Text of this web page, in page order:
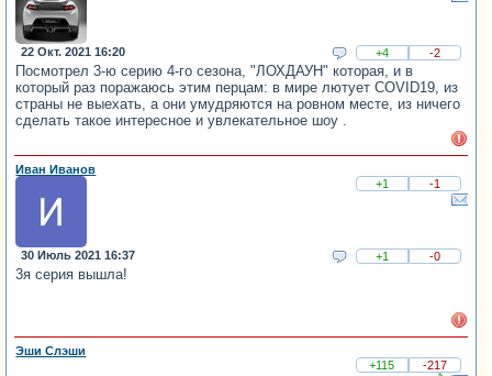
22 Окт. 2021 16:20 +4 -2
Посмотрел 3-ю серию 4-го сезона, "ЛОХДАУН" которая, и в
который раз поражаюсь этим перцам: в мире лютует COVID19, из
страны не выехать, а они умудряются на ровном месте, из ничего
сделать такое интересное и увлекательное шоу .
Иван Иванов
+1
-1
30 Июль 2021 16:37 +1 -0
3я серия вышла!
Эши Слэши
+115
-217